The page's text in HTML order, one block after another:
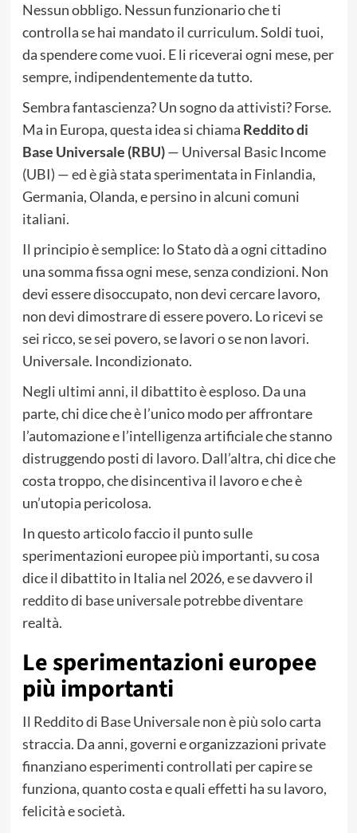
Nessun obbligo. Nessun funzionario che ti
controlla se hai mandato il curriculum. Soldi tuoi,
da spendere come vuoi. E li riceverai ogni mese, per
sempre, indipendentemente da tutto.
Sembra fantascienza? Un sogno da attivisti? Forse.
Ma in Europa, questa idea si chiama Reddito di
Base Universale (RBU)— Universal Basic Income
(UBI) — ed è già stata sperimentata in Finlandia,
Germania, Olanda, e persino in alcuni comuni
italiani.
Il principio è semplice: lo Stato dà a ogni cittadino
una somma fissa ogni mese, senza condizioni. Non
devi essere disoccupato, non devi cercare lavoro,
non devi dimostrare di essere povero. Lo ricevi se
sei ricco, se sei povero, se lavori o se non lavori.
Universale. Incondizionato.
Negli ultimi anni, il dibattito è esploso. Da una
parte, chi dice che è l’unico modo per affrontare
l’automazione e l’intelligenza artificiale che stanno
distruggendo posti di lavoro. Dall’altra, chi dice che
costa troppo, che disincentiva il lavoro e che è
un’utopia pericolosa.
In questo articolo faccio il punto sulle
sperimentazioni europee più importanti, su cosa
dice il dibattito in Italia nel 2026, e se davvero il
reddito di base universale potrebbe diventare
realtà.
Le sperimentazioni europee
più importanti
Il Reddito di Base Universale non è più solo carta
straccia. Da anni, governi e organizzazioni private
finanziano esperimenti controllati per capire se
funziona, quanto costa e quali effetti ha su lavoro,
felicità e società.